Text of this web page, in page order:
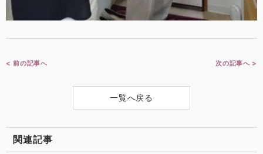
< 前の記事へ 次の記事へ >
一覧へ戻る
関連記事